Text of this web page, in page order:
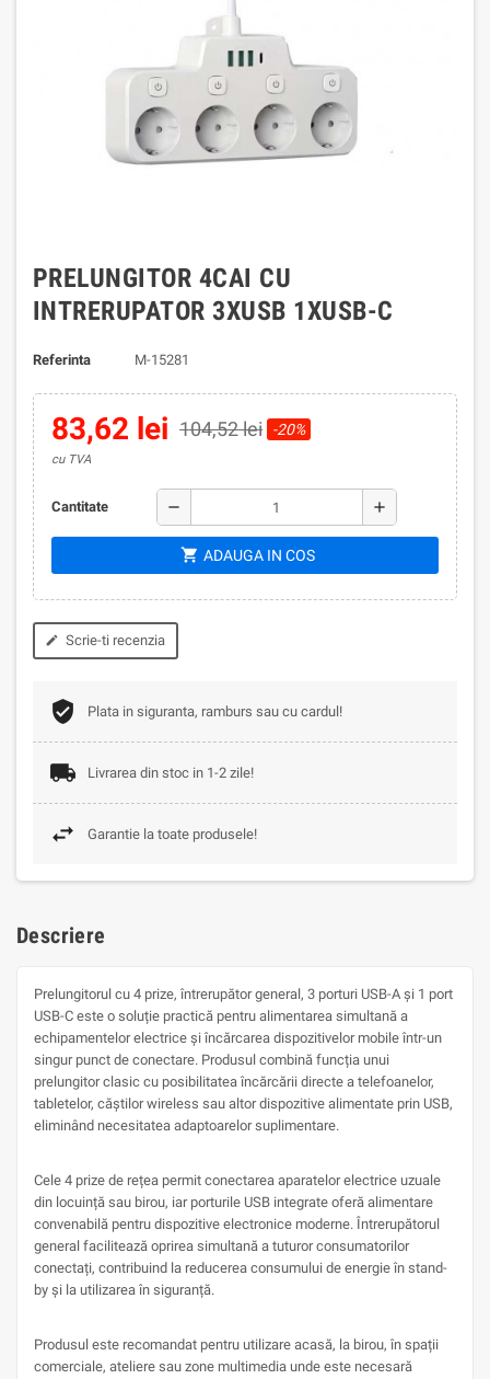
PRELUNGITOR 4CAI CU
INTRERUPATOR 3XUSB 1XUSB-C
Referinta M-15281
83,62 lei 104,52 lei -20%
cu TVA
Cantitate remove add
shopping_cart ADAUGA IN COS
edit Scrie-ti recenzia
Plata in siguranta, ramburs sau cu cardul!
Livrarea din stoc in 1-2 zile!
Garantie la toate produsele!
Descriere
Prelungitorul cu 4 prize, întrerupător general, 3 porturi USB-A și 1 port
USB-C este o soluție practică pentru alimentarea simultană a
echipamentelor electrice și încărcarea dispozitivelor mobile într-un
singur punct de conectare. Produsul combină funcția unui
prelungitor clasic cu posibilitatea încărcării directe a telefoanelor,
tabletelor, căștilor wireless sau altor dispozitive alimentate prin USB,
eliminând necesitatea adaptoarelor suplimentare.
Cele 4 prize de rețea permit conectarea aparatelor electrice uzuale
din locuință sau birou, iar porturile USB integrate oferă alimentare
convenabilă pentru dispozitive electronice moderne. Întrerupătorul
general facilitează oprirea simultană a tuturor consumatorilor
conectați, contribuind la reducerea consumului de energie în stand-
by și la utilizarea în siguranță.
Produsul este recomandat pentru utilizare acasă, la birou, în spații
comerciale, ateliere sau zone multimedia unde este necesară